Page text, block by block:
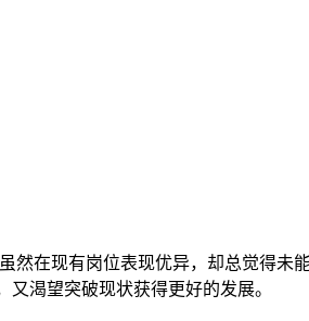
在现有岗位表现优异，却总觉得未
渴望突破现状获得更好的发展。